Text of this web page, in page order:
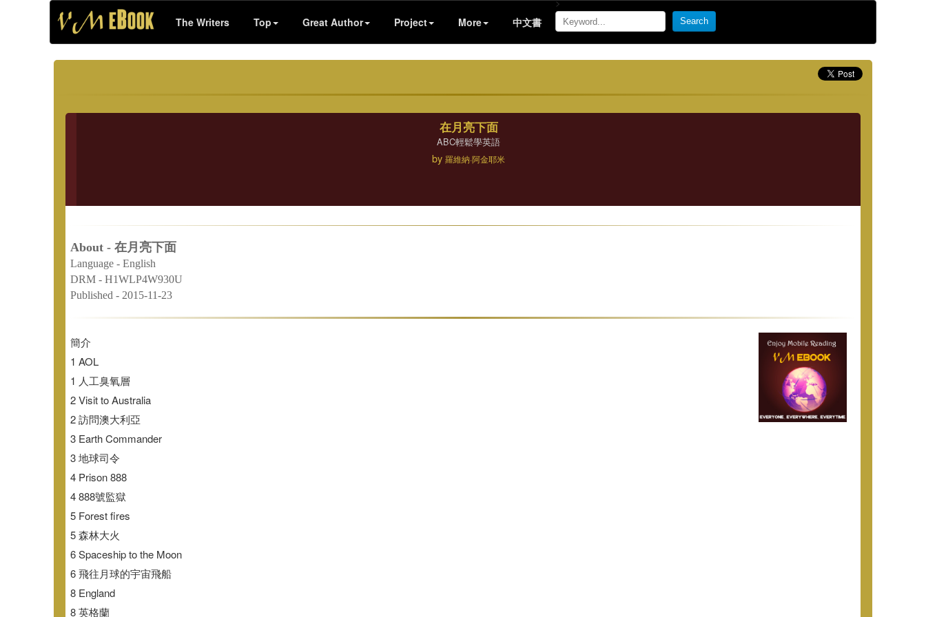
The Writers Top Great Author Project More 中文書
在月亮下面
ABC輕鬆學英語
by 羅維納·阿金耶米
About - 在月亮下面
Language - English
DRM - H1WLP4W930U
Published - 2015-11-23
簡介
1 AOL
1 人工臭氧層
2 Visit to Australia
2 訪問澳大利亞
3 Earth Commander
3 地球司令
4 Prison 888
4 888號監獄
5 Forest fires
5 森林大火
6 Spaceship to the Moon
6 飛往月球的宇宙飛船
8 England
8 英格蘭